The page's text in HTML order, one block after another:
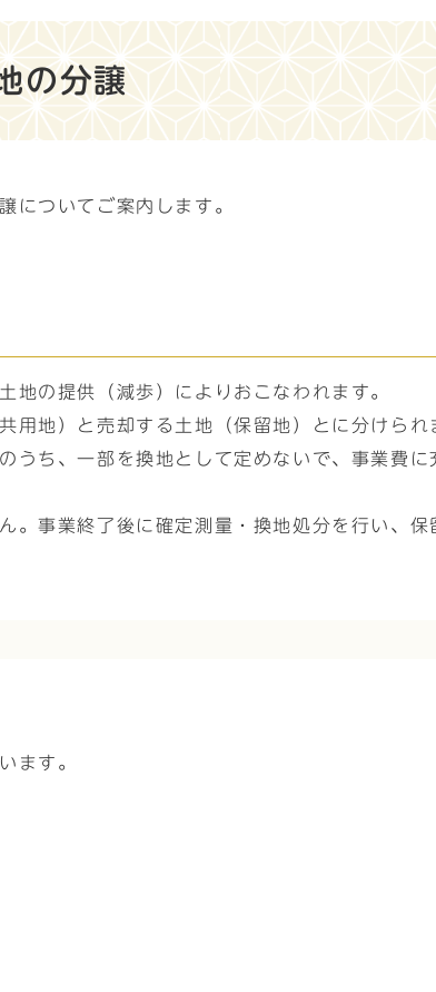
の分譲
についてご案内します。
地の提供（減歩）によりおこなわれます。
地）と売却する土地（保留地）とに分けられ
うち、一部を換地として定めないで、事業費
。事業終了後に確定測量・換地処分を行い、
ます。